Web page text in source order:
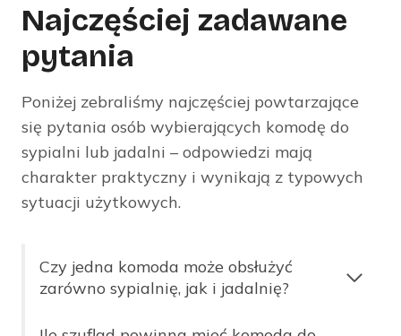
Najczęściej zadawane
pytania
Poniżej zebraliśmy najczęściej powtarzające
się pytania osób wybierających komodę do
sypialni lub jadalni – odpowiedzi mają
charakter praktyczny i wynikają z typowych
sytuacji użytkowych.
Czy jedna komoda może obsłużyć
zarówno sypialnię, jak i jadalnię?